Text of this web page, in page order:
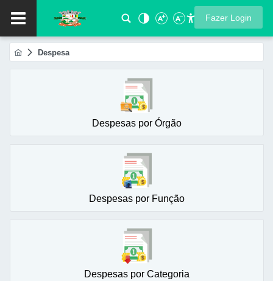
Fazer Login
Despesa
Despesas por Órgão
Despesas por Função
Despesas por Categoria